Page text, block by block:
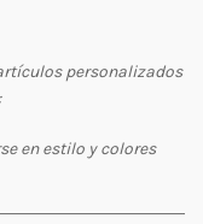
personalizados
en estilo y colores